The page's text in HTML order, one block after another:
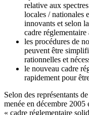
relative aux
locales / nationales
innovants et selon
cadre
les procédures de
peuvent être
rationnelles et
le nouveau cadre
rapidement pour
Selon des représentants
menée en décembre
« cadre réglementaire